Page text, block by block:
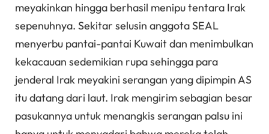
meyakinkan hingga berhasil menipu tentara Irak
sepenuhnya. Sekitar selusin anggota SEAL
menyerbu pantai-pantai Kuwait dan menimbulkan
kekacauan sedemikian rupa sehingga para
jenderal Irak meyakini serangan yang dipimpin AS
itu datang dari laut. Irak mengirim sebagian besar
pasukannya untuk menangkis serangan palsu ini